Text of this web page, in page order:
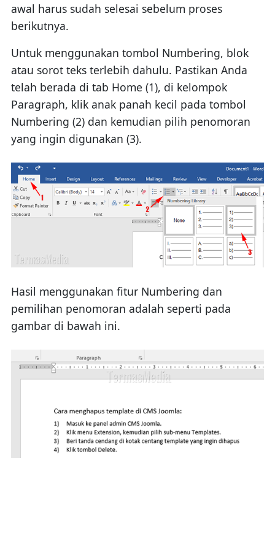
awal harus sudah selesai sebelum proses
berikutnya.
Untuk menggunakan tombol Numbering, blok
atau sorot teks terlebih dahulu. Pastikan Anda
telah berada di tab Home (1), di kelompok
Paragraph, klik anak panah kecil pada tombol
Numbering (2) dan kemudian pilih penomoran
yang ingin digunakan (3).
Hasil menggunakan fitur Numbering dan
pemilihan penomoran adalah seperti pada
gambar di bawah ini.